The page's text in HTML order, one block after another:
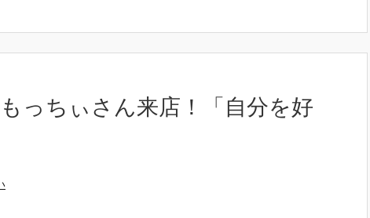
っちぃさん来店！「自分を好